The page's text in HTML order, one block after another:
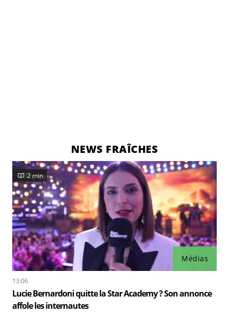
NEWS FRAÎCHES
Médias
2 min
13:06
Lucie Bernardoni quitte la Star Academy ? Son annonce
affole les internautes